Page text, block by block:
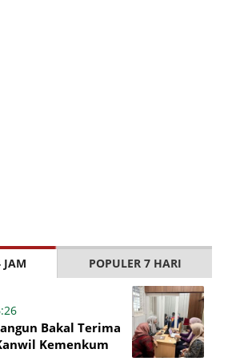
JAM POPULER 7 HARI
Bakal Terima
Kemenkum